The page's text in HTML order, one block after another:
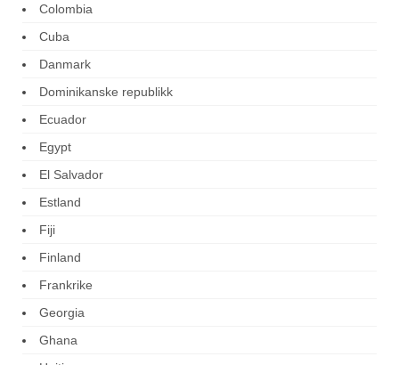
Colombia
Cuba
Danmark
Dominikanske republikk
Ecuador
Egypt
El Salvador
Estland
Fiji
Finland
Frankrike
Georgia
Ghana